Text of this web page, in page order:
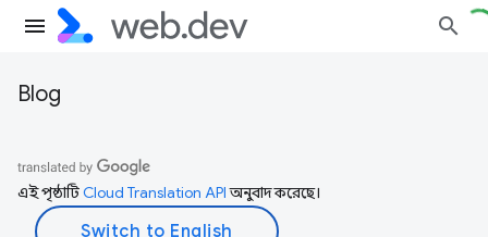
Blog
এই পৃষ্ঠাটিCloud Translation APIঅনুবাদ করেছে।